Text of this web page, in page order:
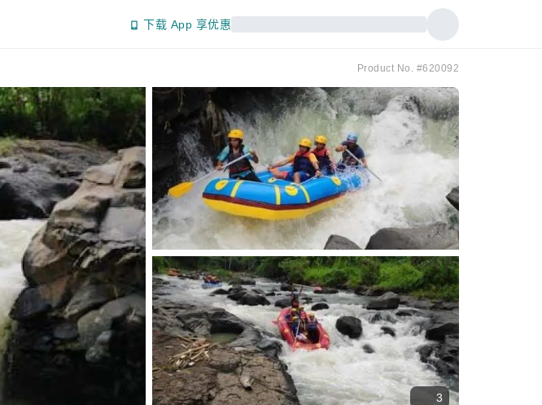
下载 App 享优惠
Product No. #620092
3